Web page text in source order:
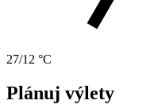
27/12 °C
Plánuj výlety